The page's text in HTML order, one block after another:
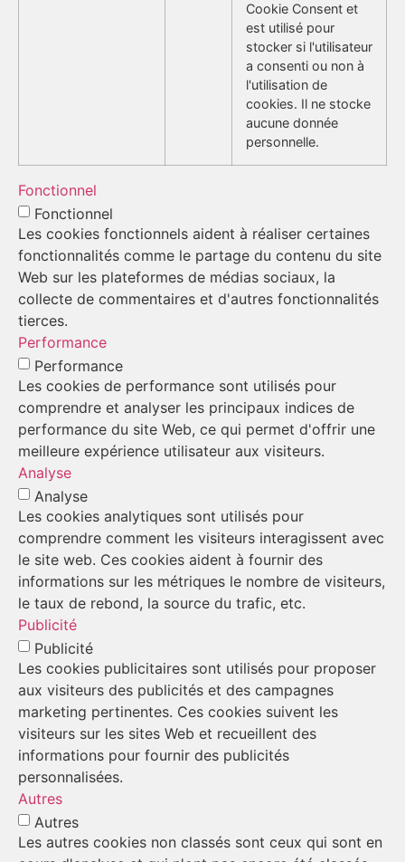
Cookie Consent et
est utilisé pour
stocker si l'utilisateur
a consenti ou non à
l'utilisation de
cookies. Il ne stocke
aucune donnée
personnelle.
Fonctionnel
Fonctionnel
Les cookies fonctionnels aident à réaliser certaines
fonctionnalités comme le partage du contenu du site
Web sur les plateformes de médias sociaux, la
collecte de commentaires et d'autres fonctionnalités
tierces.
Performance
Performance
Les cookies de performance sont utilisés pour
comprendre et analyser les principaux indices de
performance du site Web, ce qui permet d'offrir une
meilleure expérience utilisateur aux visiteurs.
Analyse
Analyse
Les cookies analytiques sont utilisés pour
comprendre comment les visiteurs interagissent avec
le site web. Ces cookies aident à fournir des
informations sur les métriques le nombre de visiteurs,
le taux de rebond, la source du trafic, etc.
Publicité
Publicité
Les cookies publicitaires sont utilisés pour proposer
aux visiteurs des publicités et des campagnes
marketing pertinentes. Ces cookies suivent les
visiteurs sur les sites Web et recueillent des
informations pour fournir des publicités
personnalisées.
Autres
Autres
Les autres cookies non classés sont ceux qui sont en